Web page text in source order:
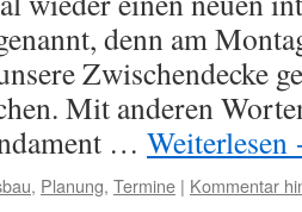
denn am
Zwischendecke
Mit anderen
… Weiterlesen
, Planung, Termine | Kommentar